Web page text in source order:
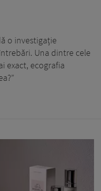
o investigație
Una dintre cele
exact, ecografia